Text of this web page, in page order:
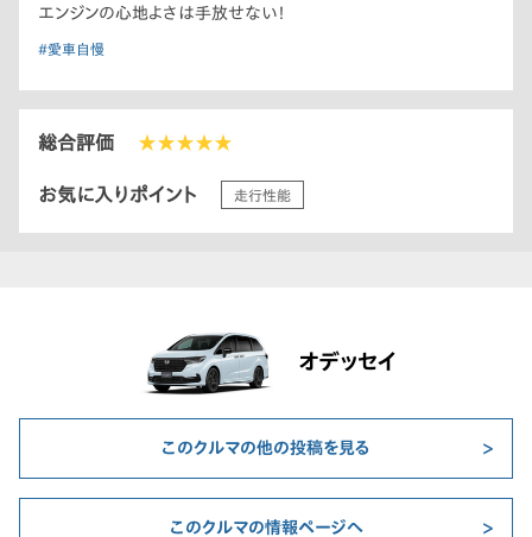
エンジンの心地よさは手放せない！
#愛車自慢
総合評価 ★★★★★
お気に入りポイント 走行性能
オデッセイ
このクルマの他の投稿を見る
このクルマの情報ページへ